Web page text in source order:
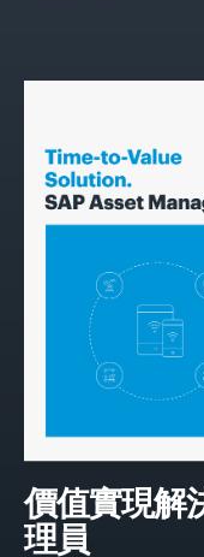
價值實現解
理員